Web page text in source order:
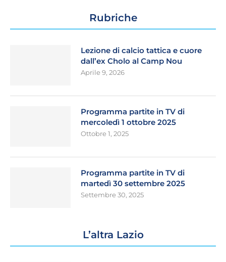
Rubriche
Lezione di calcio tattica e cuore
dall’ex Cholo al Camp Nou
Aprile 9, 2026
Programma partite in TV di
mercoledì 1 ottobre 2025
Ottobre 1, 2025
Programma partite in TV di
martedì 30 settembre 2025
Settembre 30, 2025
L’altra Lazio